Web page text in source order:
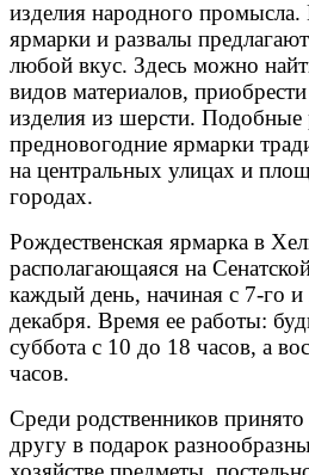
изделия народного
ярмарки и развалы
любой вкус. Здесь можно
видов материалов,
изделия из шерсти. Подобные
предновогодние ярмарки
на центральных улицах и
городах.
Рождественская ярмарка в
располагающаяся на
каждый день, начиная с 7-го и
декабря. Время ее работы:
суббота с 10 до 18 часов, а
часов.
Среди родственников
другу в подарок